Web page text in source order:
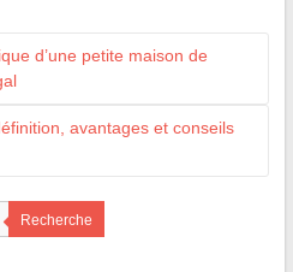
d’une petite maison de
avantages et conseils
Recherche